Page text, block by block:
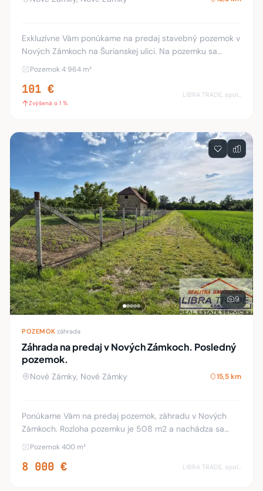
Exkluzívne Vám ponúkame na predaj stavebný pozemok v
Nových Zámkoch na Šurianskej ulici. Na pozemku sa
nachádza stavba rodinného domu, letnej kuchyne a
Pozemok 4 964 m²
101 €
Zvýšená o 1 %
9
POZEMOK záhrada
Záhrada na predaj v Nových Zámkoch. Posledný
pozemok.
Nové Zámky, Nové Zámky 15,5 km
Ponúkame Vám na predaj pozemok, záhradu v Nových
Zámkoch. Rozloha pozemku je 508 m2 a nachádza sa
smerom na Nesvady, neďaleko rieky Nitra. Kataster Nové
Pozemok 400 m²
8 000 €